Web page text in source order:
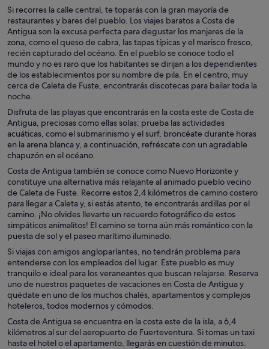
Si recorres la calle central, te toparás con la gran mayoría de
restaurantes y bares del pueblo. Los viajes baratos a Costa de
Antigua son la excusa perfecta para degustar los manjares de la
zona, como el queso de cabra, las tapas típicas y el marisco fresco,
recién capturado del océano. En el pueblo se conoce todo el
mundo y no es raro que los habitantes se dirijan a los dependientes
de los establecimientos por su nombre de pila. En el centro, muy
cerca de Caleta de Fuste, encontrarás discotecas para bailar toda la
noche.
Disfruta de las playas que encontrarás en la costa este de Costa de
Antigua, preciosas como ellas solas: prueba las actividades
acuáticas, como el submarinismo y el surf, broncéate durante horas
en la arena blanca y, a continuación, refréscate con un agradable
chapuzón en el océano.
Costa de Antigua también se conoce como Nuevo Horizonte y
constituye una alternativa más relajante al animado pueblo vecino
de Caleta de Fuste. Recorre estos 2,4 kilómetros de camino costero
para llegar a Caleta y, si estás atento, te encontrarás ardillas por el
camino. ¡No olvides llevarte un recuerdo fotográfico de estos
simpáticos animalitos! El camino se torna aún más romántico con la
puesta de sol y el paseo marítimo iluminado.
Si viajas con amigos angloparlantes, no tendrán problema para
entenderse con los empleados del lugar. Este pueblo es muy
tranquilo e ideal para los veraneantes que buscan relajarse. Reserva
uno de nuestros paquetes de vacaciones en Costa de Antigua y
quédate en uno de los muchos chalés, apartamentos y complejos
hoteleros, todos modernos y cómodos.
Costa de Antigua se encuentra en la costa este de la isla, a 6,4
kilómetros al sur del aeropuerto de Fuerteventura. Si tomas un taxi
hasta el hotel o el apartamento, llegarás en cuestión de minutos.